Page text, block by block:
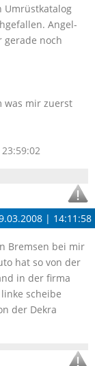
Umrüstkatalog
Angel-
gerade noch
was mir zuerst
| 14:11:58
Bremsen bei mir
hat so von der
in der firma
scheibe
der Dekra